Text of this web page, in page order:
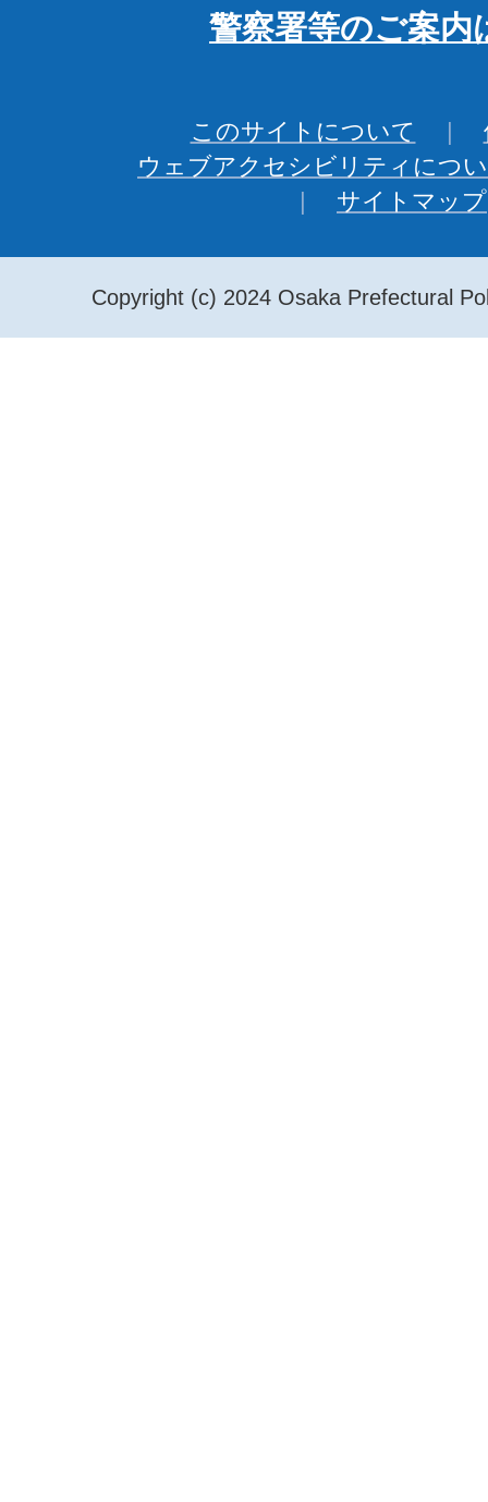
警察署等のご案内
このサイトについて
ウェブアクセシビリティにつ
サイトマップ
Copyright (c) 2024 Osaka Prefectural